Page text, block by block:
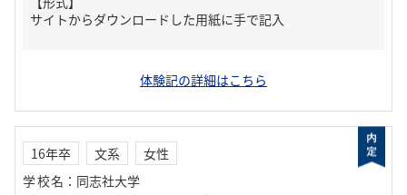
サイトからダウンロードした用紙に手で記入
体験記の詳細はこちら
16年卒 文系
女性
学校名 ： 同志社大学